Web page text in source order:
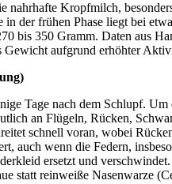
nahrhafte Kropfmilch,
der frühen Phase liegt bei
bis 350 Gramm. Daten aus
aufgrund erhöhter
Tage nach dem Schlupf.
an Flügeln, Rücken,
schnell voran, wobei
auch wenn die Federn,
ersetzt und
statt reinweiße Nasenwarze